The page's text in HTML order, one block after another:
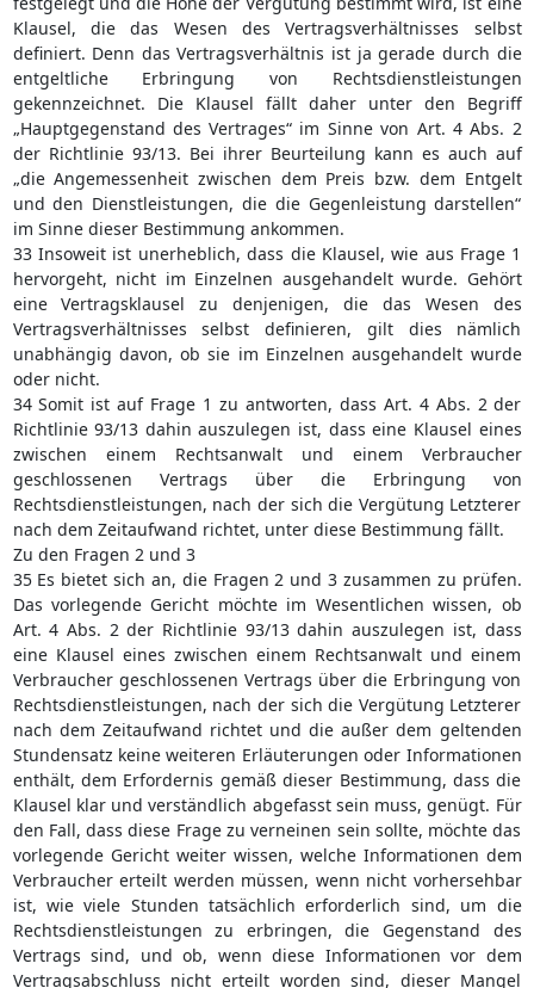
Klausel, die das Wesen des Vertragsverhältnisses selbst
definiert. Denn das Vertragsverhältnis ist ja gerade durch die
entgeltliche Erbringung von Rechtsdienstleistungen
gekennzeichnet. Die Klausel fällt daher unter den Begriff
„Hauptgegenstand des Vertrages“ im Sinne von Art. 4 Abs. 2
der Richtlinie 93/13. Bei ihrer Beurteilung kann es auch auf
„die Angemessenheit zwischen dem Preis bzw. dem Entgelt
und den Dienstleistungen, die die Gegenleistung darstellen“
im Sinne dieser Bestimmung ankommen.
33 Insoweit ist unerheblich, dass die Klausel, wie aus Frage 1
hervorgeht, nicht im Einzelnen ausgehandelt wurde. Gehört
eine Vertragsklausel zu denjenigen, die das Wesen des
Vertragsverhältnisses selbst definieren, gilt dies nämlich
unabhängig davon, ob sie im Einzelnen ausgehandelt wurde
oder nicht.
34 Somit ist auf Frage 1 zu antworten, dass Art. 4 Abs. 2 der
Richtlinie 93/13 dahin auszulegen ist, dass eine Klausel eines
zwischen einem Rechtsanwalt und einem Verbraucher
geschlossenen Vertrags über die Erbringung von
Rechtsdienstleistungen, nach der sich die Vergütung Letzterer
nach dem Zeitaufwand richtet, unter diese Bestimmung fällt.
Zu den Fragen 2 und 3
35 Es bietet sich an, die Fragen 2 und 3 zusammen zu prüfen.
Das vorlegende Gericht möchte im Wesentlichen wissen, ob
Art. 4 Abs. 2 der Richtlinie 93/13 dahin auszulegen ist, dass
eine Klausel eines zwischen einem Rechtsanwalt und einem
Verbraucher geschlossenen Vertrags über die Erbringung von
Rechtsdienstleistungen, nach der sich die Vergütung Letzterer
nach dem Zeitaufwand richtet und die außer dem geltenden
Stundensatz keine weiteren Erläuterungen oder Informationen
enthält, dem Erfordernis gemäß dieser Bestimmung, dass die
Klausel klar und verständlich abgefasst sein muss, genügt. Für
den Fall, dass diese Frage zu verneinen sein sollte, möchte das
vorlegende Gericht weiter wissen, welche Informationen dem
Verbraucher erteilt werden müssen, wenn nicht vorhersehbar
ist, wie viele Stunden tatsächlich erforderlich sind, um die
Rechtsdienstleistungen zu erbringen, die Gegenstand des
Vertrags sind, und ob, wenn diese Informationen vor dem
Vertragsabschluss nicht erteilt worden sind, dieser Mangel